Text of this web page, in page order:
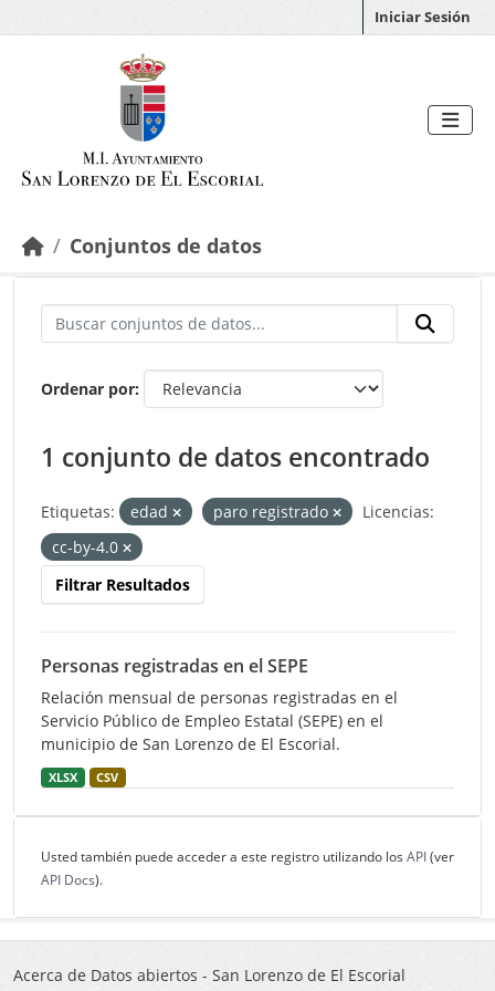
Iniciar Sesión
Conjuntos de datos
Ordenar por
1 conjunto de datos encontrado
Etiquetas: edad paro registrado
Licencias:
cc-by-4.0
Filtrar Resultados
Personas registradas en el SEPE
Relación mensual de personas registradas en el
Servicio Público de Empleo Estatal (SEPE) en el
municipio de San Lorenzo de El Escorial.
XLSX CSV
Usted también puede acceder a este registro utilizando los API(ver
API Docs).
Acerca de Datos abiertos - San Lorenzo de El Escorial